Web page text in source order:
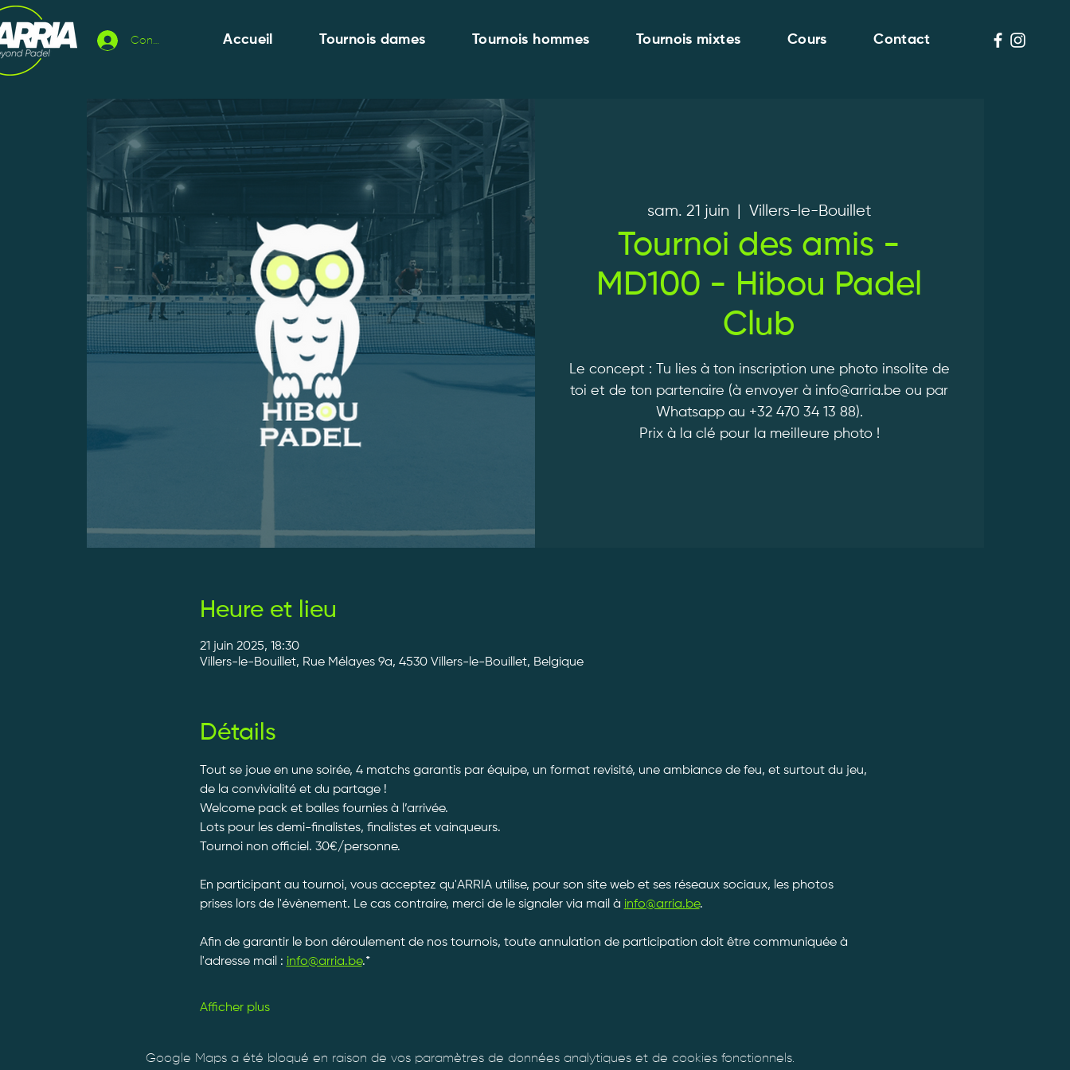
Connexion Accueil Tournois dames Tournois hommes Tournois mixtes Cours Contact
sam. 21 juin Villers-le-Bouillet
Tournoi des amis -
MD100 - Hibou Padel
Club
Le concept : Tu lies à ton inscription une photo insolite de
toi et de ton partenaire (à envoyer à info@arria.be ou par
Whatsapp au +32 470 34 13 88).
Prix à la clé pour la meilleure photo !
Heure et lieu
21 juin 2025, 18:30
Villers-le-Bouillet, Rue Mélayes 9a, 4530 Villers-le-Bouillet, Belgique
Détails
Tout se joue en une soirée, 4 matchs garantis par équipe, un format revisité, une ambiance de feu, et surtout du jeu,
de la convivialité et du partage !
Welcome pack et balles fournies à l’arrivée.
Lots pour les demi-finalistes, finalistes et vainqueurs.
Tournoi non officiel. 30€/personne.
En participant au tournoi, vous acceptez qu'ARRIA utilise, pour son site web et ses réseaux sociaux, les photos
prises lors de l'évènement. Le cas contraire, merci de le signaler via mail à info@arria.be.
Afin de garantir le bon déroulement de nos tournois, toute annulation de participation doit être communiquée à
l'adresse mail : info@arria.be.*
Afficher plus
Google Maps a été bloqué en raison de vos paramètres de données analytiques et de cookies fonctionnels.